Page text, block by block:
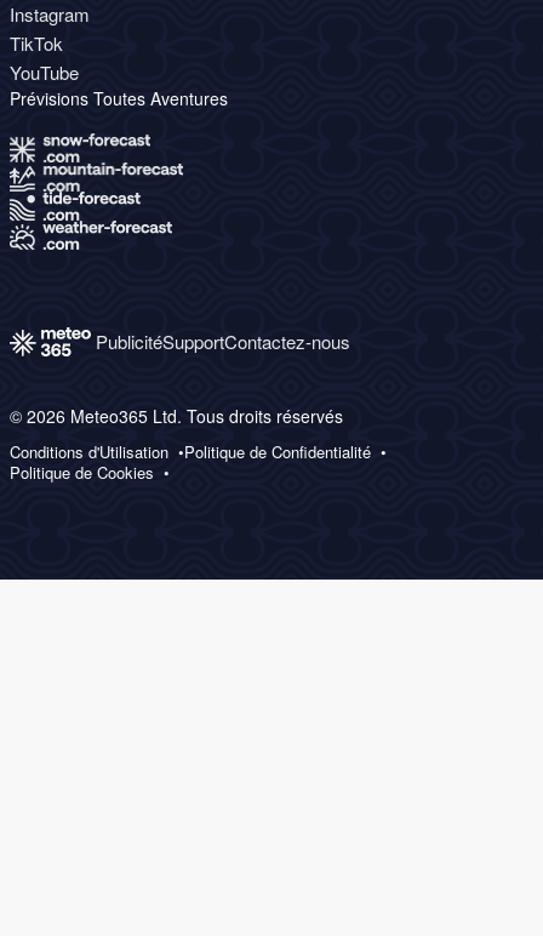
Instagram
TikTok
YouTube
Prévisions Toutes Aventures
PublicitéSupportContactez-nous
© 2026 Meteo365 Ltd. Tous droits réservés
Conditions d'Utilisation
Politique de Confidentialité
Politique de Cookies